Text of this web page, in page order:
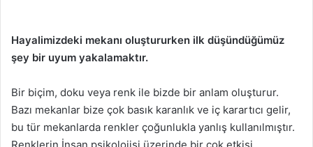
Hayalimizdeki mekanı oluştururken ilk düşündüğümüz
şey bir uyum yakalamaktır.
Bir biçim, doku veya renk ile bizde bir anlam oluşturur.
Bazı mekanlar bize çok basık karanlık ve iç karartıcı gelir,
bu tür mekanlarda renkler çoğunlukla yanlış kullanılmıştır.
Renklerin İnsan psikolojisi üzerinde bir çok etkisi